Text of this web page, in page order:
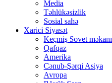
Media
Təhlükəsizlik
Sosial sahə
Xarici Siyasət
Keçmiş Sovet məkanı
Qafqaz
Amerika
Cənub-Şərqi Asiya
Avropa